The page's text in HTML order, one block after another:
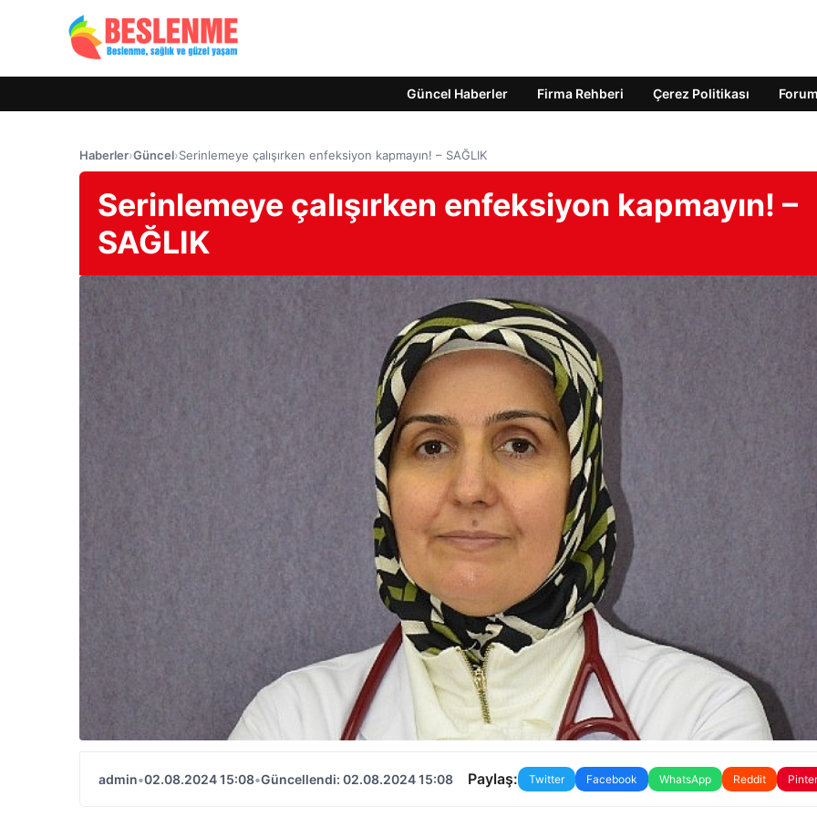
Güncel Haberler Firma Rehberi Çerez Politikası Forum
Haberler›Güncel›Serinlemeye çalışırken enfeksiyon kapmayın! – SAĞLIK
Serinlemeye çalışırken enfeksiyon kapmayın! –
SAĞLIK
admin•02.08.2024 15:08•Güncellendi: 02.08.2024 15:08 Paylaş: Twitter Facebook WhatsApp Reddit